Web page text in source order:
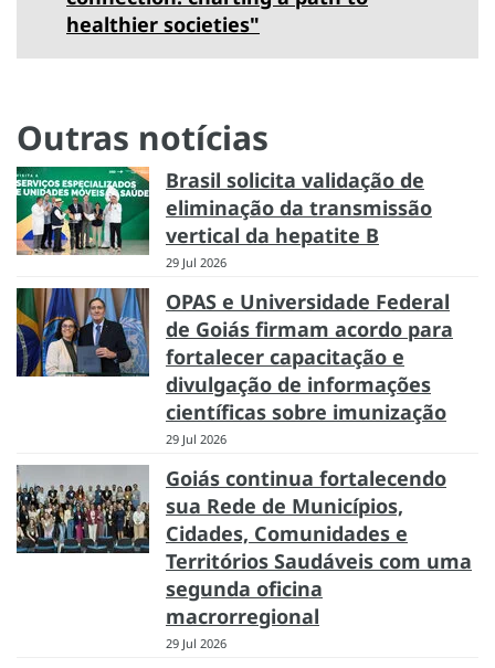
healthier societies"
Outras notícias
Brasil solicita validação de
eliminação da transmissão
vertical da hepatite B
29 Jul 2026
OPAS e Universidade Federal
de Goiás firmam acordo para
fortalecer capacitação e
divulgação de informações
científicas sobre imunização
29 Jul 2026
Goiás continua fortalecendo
sua Rede de Municípios,
Cidades, Comunidades e
Territórios Saudáveis com uma
segunda oficina
macrorregional
29 Jul 2026